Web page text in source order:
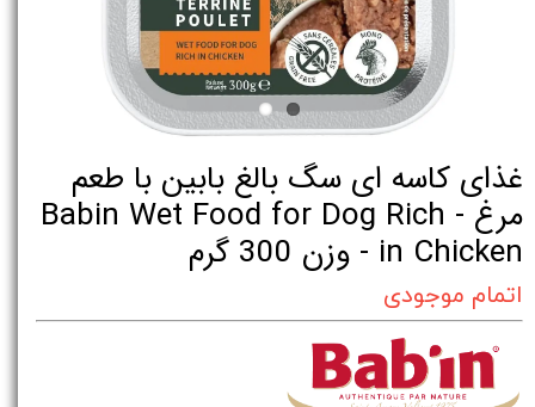
غذای کاسه ای سگ بالغ بابین با طعم
مرغ - Babin Wet Food for Dog Rich
in Chicken - وزن 300 گرم
اتمام موجودی